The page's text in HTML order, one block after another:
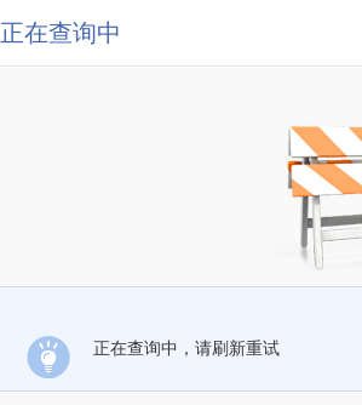
正在查询中
正在查询中，请刷新重试